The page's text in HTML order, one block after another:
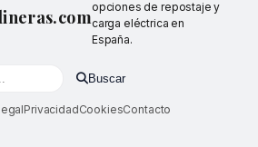
opciones de repostaje y
carga eléctrica en
España.
localidad o provincia
Buscar
PrivacidadCookiesContacto